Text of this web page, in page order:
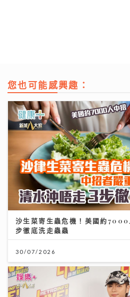
您也可能感興趣：
沙生菜寄生蟲危機！美國約
步徹底洗走蟲蟲
30/07/2026